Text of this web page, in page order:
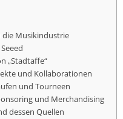
die Musikindustrie
„Stadtaffe“
und Kollaborationen
und Tourneen
und Merchandising
dessen Quellen